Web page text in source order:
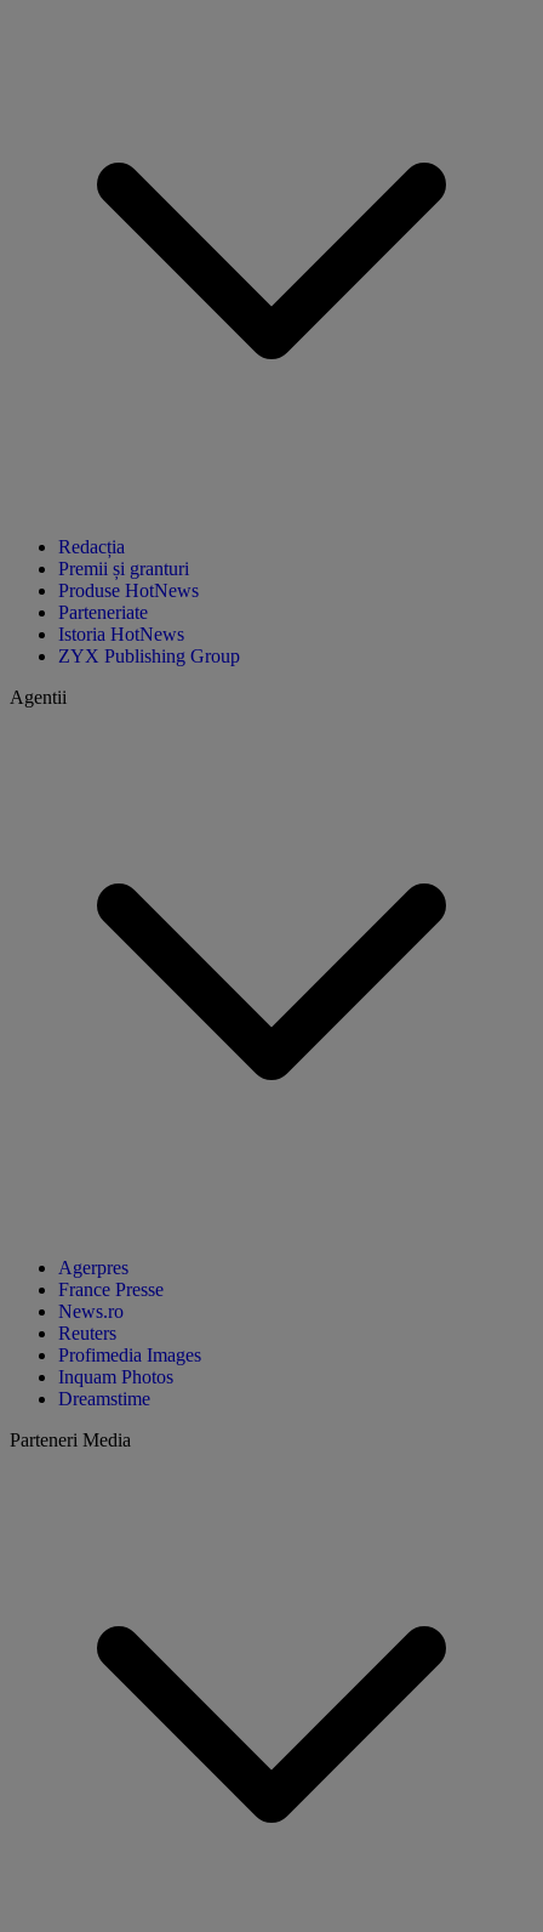
Redacția
Premii și granturi
Produse HotNews
Parteneriate
Istoria HotNews
ZYX Publishing Group
Agentii
Agerpres
France Presse
News.ro
Reuters
Profimedia Images
Inquam Photos
Dreamstime
Parteneri Media